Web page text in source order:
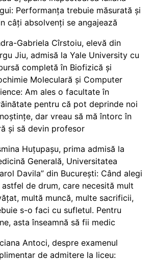
Performanța trebuie măsurată și
câți absolvenți se angajează
Gabriela Cîrstoiu, elevă din
Jiu, admisă la Yale University cu
completă în Biofizică și
Moleculară și Computer
Am ales o facultate în
pentru că pot deprinde noi
dar vreau să mă întorc în
și să devin profesor
Huțupașu, prima admisă la
Generală, Universitatea
Davila” din București: Când alegi
astfel de drum, care necesită mult
multă muncă, multe sacrificii,
s-o faci cu sufletul. Pentru
asta înseamnă să fii medic
Antoci, despre examenul
de admitere la liceu: